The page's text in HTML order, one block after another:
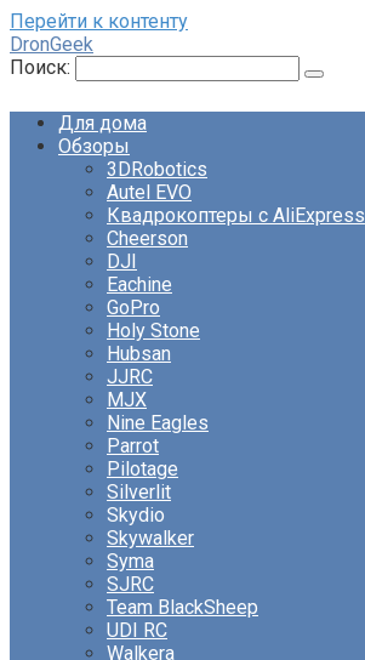
Перейти к контенту
DronGeek
Поиск:
Для дома
Обзоры
3DRobotics
Autel EVO
Квадрокоптеры с AliExpress
Cheerson
DJI
Eachine
GoPro
Holy Stone
Hubsan
JJRC
MJX
Nine Eagles
Parrot
Pilotage
Silverlit
Skydio
Skywalker
Syma
SJRC
Team BlackSheep
UDI RC
Walkera